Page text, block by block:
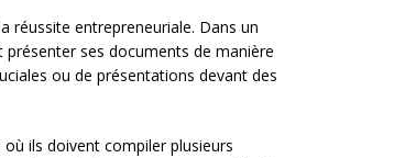
réussite entrepreneuriale. Dans un
ses documents de manière
ou de présentations devant des
ils doivent compiler plusieurs